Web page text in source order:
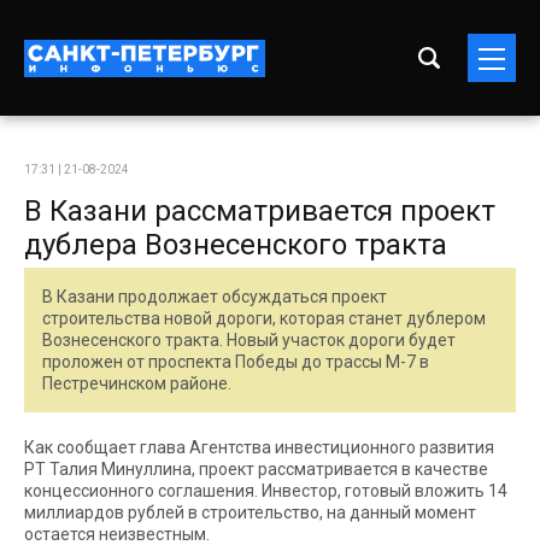
17:31 | 21-08-2024
В Казани рассматривается проект
дублера Вознесенского тракта
В Казани продолжает обсуждаться проект
строительства новой дороги, которая станет дублером
Вознесенского тракта. Новый участок дороги будет
проложен от проспекта Победы до трассы М-7 в
Пестречинском районе.
Как сообщает глава Агентства инвестиционного развития
РТ Талия Минуллина, проект рассматривается в качестве
концессионного соглашения. Инвестор, готовый вложить 14
миллиардов рублей в строительство, на данный момент
остается неизвестным.